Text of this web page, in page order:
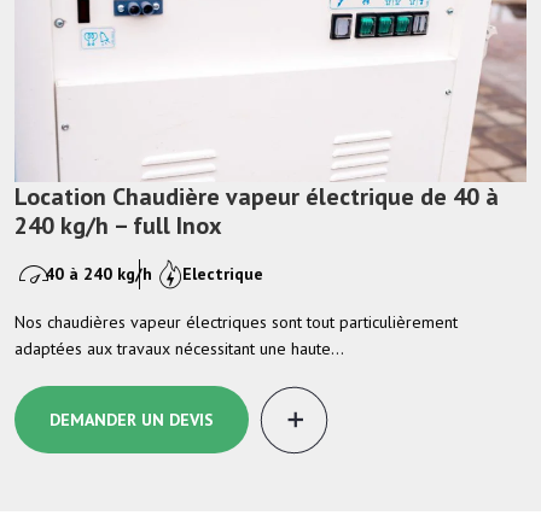
Location Chaudière vapeur électrique de 40 à
240 kg/h – full Inox
40 à 240 kg/h Electrique
Nos chaudières vapeur électriques sont tout particulièrement
adaptées aux travaux nécessitant une haute…
DEMANDER UN DEVIS